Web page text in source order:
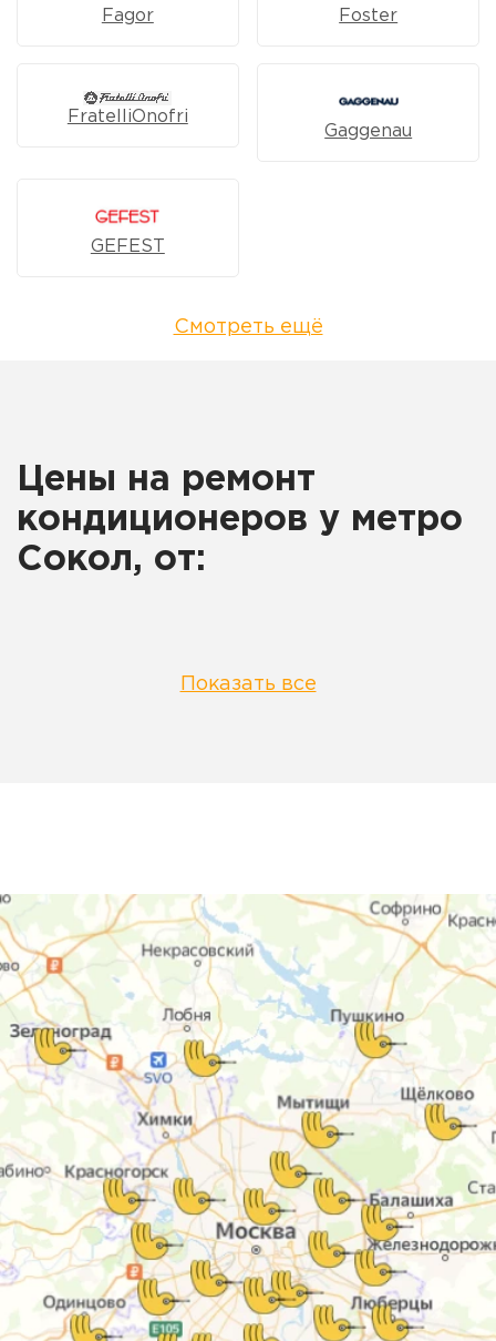
Fagor Foster
FratelliOnofri
Gaggenau
GEFEST
Смотреть ещё
Цены на ремонт
кондиционеров у метро
Сокол, от:
Показать все